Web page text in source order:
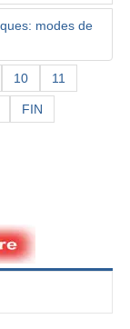
modes de
10 11
FIN